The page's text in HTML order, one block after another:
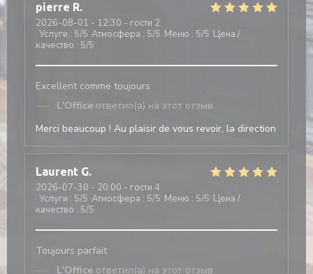
pierre R
2026-08-01 - 12:30 - гости 2
Услуги : 5/5 Атмосфера : 5/5 Меню : 5/5 Цена /
качество : 5/5
Excellent comme toujours
L'Office ответил(а) на этот отзыв
Merci beaucoup ! Au plaisir de vous revoir, la direction
Laurent G
2026-07-30 - 20:00 - гости 4
Услуги : 5/5 Атмосфера : 5/5 Меню : 5/5 Цена /
качество : 5/5
Toujours parfait
L'Office ответил(а) на этот отзыв